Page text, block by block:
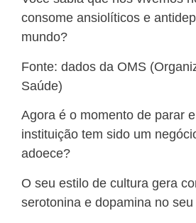
consome ansiolíticos e
mundo?
Fonte: dados da OMS
Saúde)
Agora é o momento de parar
instituição tem sido um
adoece?
O seu estilo de cultura gera
serotonina e dopamina no